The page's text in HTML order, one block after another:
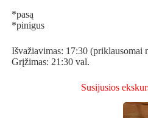
*pasą
*pinigus
Išvažiavimas: 17:30 (priklausomai
Grįžimas: 21:30 val.
Susijusios